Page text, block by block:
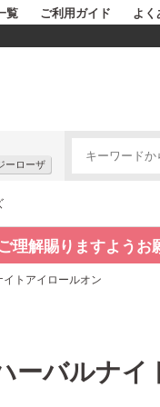
覧 ご利用ガイド よく
ーローザ
解賜りますようお
トアイロールオン
バルナイ